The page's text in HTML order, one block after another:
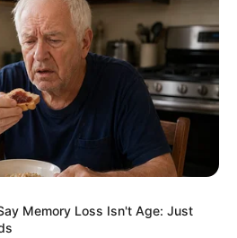
Memory Loss Isn't Age: Just